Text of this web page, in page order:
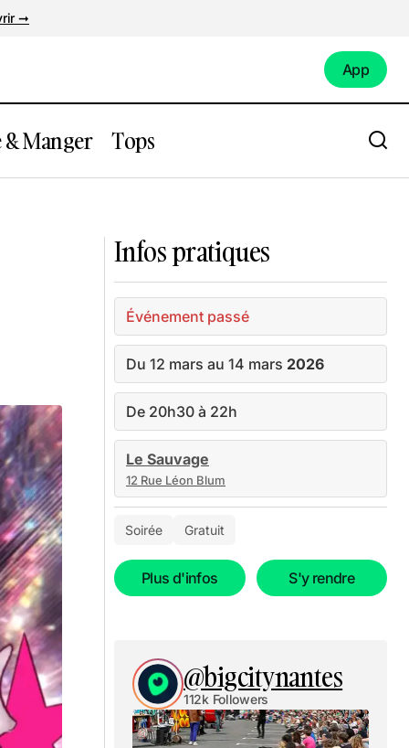
➞
App
Manger Tops
Infos pratiques
Événement passé
Du 12 mars au 14 mars 2026
De 20h30 à 22h
Le Sauvage
12 Rue Léon Blum
Soirée Gratuit
Plus d'infos S'y rendre
@bigcitynantes
112k Followers